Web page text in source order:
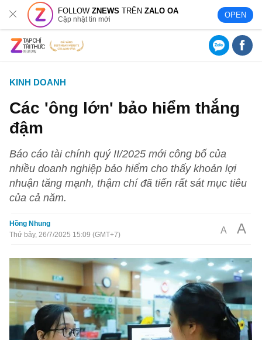
FOLLOWZNEWS TRÊNZALO OA
Cập nhật tin mới OPEN
KINH DOANH
Các 'ông lớn' bảo hiểm thắng
đậm
Báo cáo tài chính quý II/2025 mới công bố của
nhiều doanh nghiệp bảo hiểm cho thấy khoản lợi
nhuận tăng mạnh, thậm chí đã tiến rất sát mục tiêu
của cả năm.
Hồng Nhung
Thứ bảy, 26/7/2025 15:09 (GMT+7)
A A